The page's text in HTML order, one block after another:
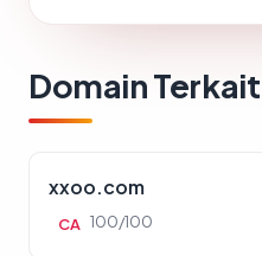
Domain Terkait
xxoo.com
CA 100/100